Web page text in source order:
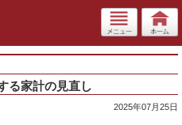
る家計の見直し
2025年07月25日